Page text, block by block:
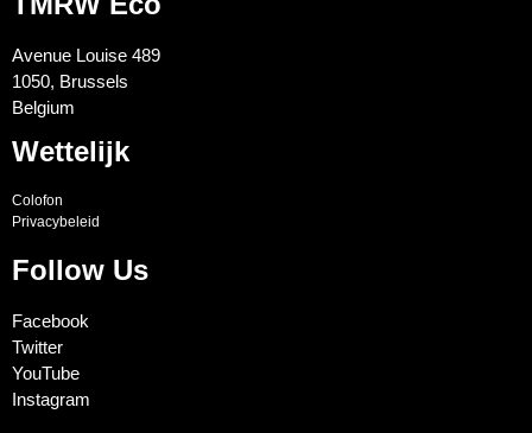
Avenue Louise 489
1050, Brussels
Belgium
Wettelijk
Colofon
Privacybeleid
Follow Us
Facebook
Twitter
YouTube
Instagram